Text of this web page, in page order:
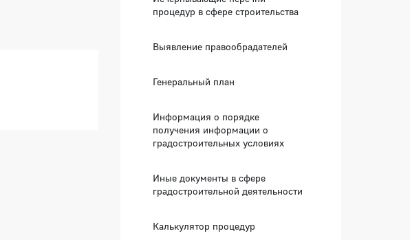
процедур в сфере строительства
Выявление правообрадателей
Генеральный план
Информация о порядке
получения информации о
градостроительных условиях
Иные документы в сфере
градостроительной деятельности
Калькулятор процедур